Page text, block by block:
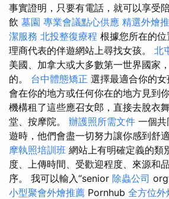
事實證明，只要有電話，就可以享受
飲 墓園 專業會議點心供應 精選外燴
潔服務 北投整復療程 根據您所在的
理商代表的伴遊網站上尋找女孩。 北
美國、加拿大或大多數第一世界國家
的。 台中體態矯正 選擇最適合你的
會在你的地方或任何你在的地方見到
機構租了這些應召女郎，直接去脫衣
堂、按摩院。 辦護照所需文件 一個
遊時，他們會盡一切努力讓你感到舒
摩執照培訓班 網站上有明確定義的類
度、上傳時間、受歡迎程度、來源和
序。 我可以輸入“senior 除蟲公司
小型聚會外燴推薦 Pornhub 全方位外